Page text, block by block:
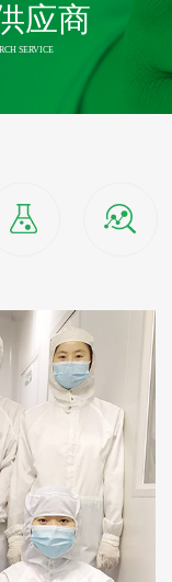
应商
SERVICE